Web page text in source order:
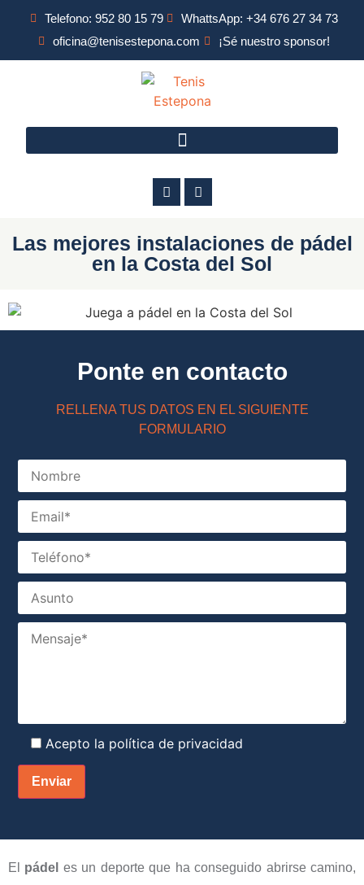
Telefono: 952 80 15 79
WhattsApp: +34 676 27 34 73
oficina@tenisestepona.com
¡Sé nuestro sponsor!
Las mejores instalaciones de pádel
en la Costa del Sol
Ponte en contacto
RELLENA TUS DATOS EN EL SIGUIENTE
FORMULARIO
Acepto la política de privacidad
El pádel es un deporte que ha conseguido abrirse camino,